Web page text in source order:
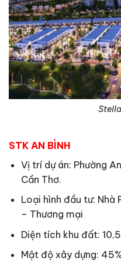
STK AN BÌNH
Vị trí dự án: Phường
Cần Thơ.
Loại hình đầu tư: Nhà
– Thương mại
Diện tích khu đất:
Mật độ xây dựng: